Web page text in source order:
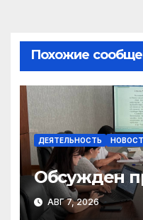
Похожие
ДЕЯТЕЛЬНОСТЬ
Обсужден
АВГ 7, 2026